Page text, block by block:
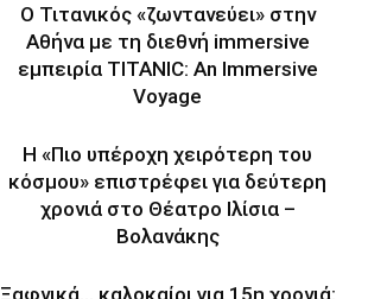
Ο Τιτανικός «ζωντανεύει» στην
Αθήνα με τη διεθνή immersive
εμπειρία TITANIC: An Immersive
Voyage
Η «Πιο υπέροχη χειρότερη του
κόσμου» επιστρέφει για δεύτερη
χρονιά στο Θέατρο Ιλίσια –
Βολανάκης
Ξαφνικά… καλοκαίρι για 15η χρονιά: